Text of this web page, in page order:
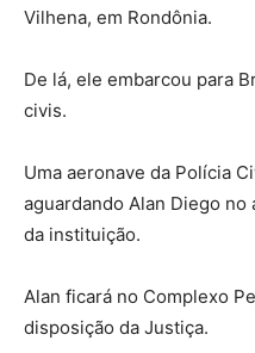
Vilhena, em Rondônia.
De lá, ele embarcou para
civis.
Uma aeronave da Polícia
aguardando Alan Diego
da instituição.
Alan ficará no Complexo
disposição da Justiça.